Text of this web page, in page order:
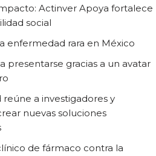
Actinver Apoya fortalece
social
enfermedad rara en México
presentarse gracias a un avatar
a investigadores y
nuevas soluciones
de fármaco contra la